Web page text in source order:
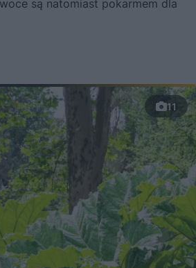
są natomiast pokarmem dla
11